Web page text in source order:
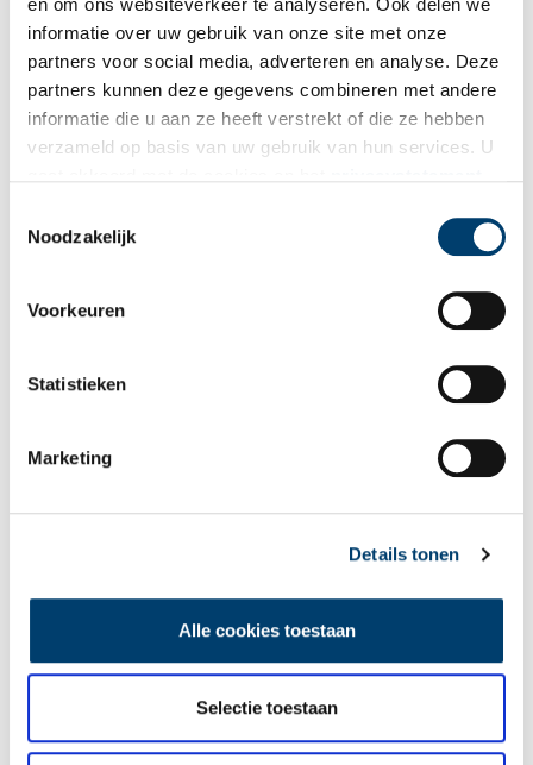
en om ons websiteverkeer te analyseren. Ook delen we
informatie over uw gebruik van onze site met onze
partners voor social media, adverteren en analyse. Deze
partners kunnen deze gegevens combineren met andere
informatie die u aan ze heeft verstrekt of die ze hebben
verzameld op basis van uw gebruik van hun services. U
Noodzakelijk
Voorkeuren
Statistieken
Marketing
Details tonen
Alle cookies toestaan
Selectie toestaan
Wilt u op de hoogte blijven van de mooiste verhalen en het
laatste erfgoednieuws? Schrijf u dan nu in voor onze
wekelijkse nieuwsbrief!
Aanvullingen
gepubliceerd.